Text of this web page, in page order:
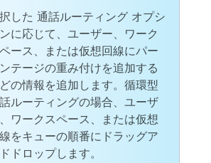
した 通話ルーティング オプシ
に応じて、ユーザー、ワーク
ース、または仮想回線にパー
テージの重み付けを追加する
の情報を追加します。循環型
ルーティングの場合、ユーザ
ワークスペース、または仮想
をキューの順番にドラッグア
ドロップします。